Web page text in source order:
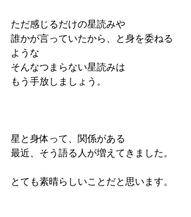
ただ感じるだけの星読みや
誰かが言っていたから、と身を委ねる
ような
そんなつまらない星読みは
もう手放しましょう。
星と身体って、関係がある
最近、そう語る人が増えてきました。
とても素晴らしいことだと思います。